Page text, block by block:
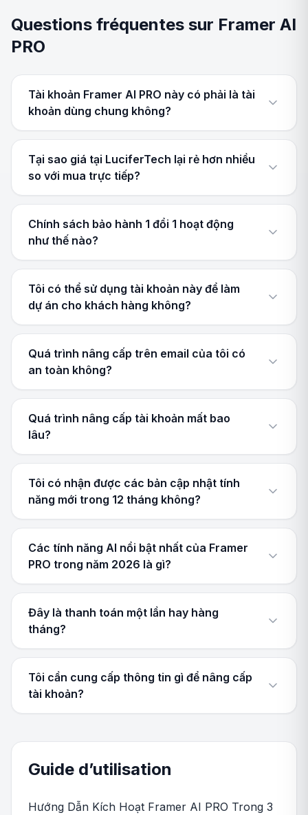
Questions fréquentes sur Framer AI
PRO
Tài khoản Framer AI PRO này có phải là tài
khoản dùng chung không?
Tại sao giá tại LuciferTech lại rẻ hơn nhiều
so với mua trực tiếp?
Chính sách bảo hành 1 đổi 1 hoạt động
như thế nào?
Tôi có thể sử dụng tài khoản này để làm
dự án cho khách hàng không?
Quá trình nâng cấp trên email của tôi có
an toàn không?
Quá trình nâng cấp tài khoản mất bao
lâu?
Tôi có nhận được các bản cập nhật tính
năng mới trong 12 tháng không?
Các tính năng AI nổi bật nhất của Framer
PRO trong năm 2026 là gì?
Đây là thanh toán một lần hay hàng
tháng?
Tôi cần cung cấp thông tin gì để nâng cấp
tài khoản?
Guide d’utilisation
Hướng Dẫn Kích Hoạt Framer AI PRO Trong 3